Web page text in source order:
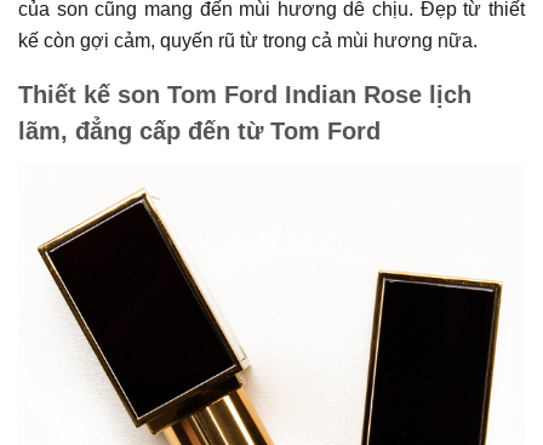
của son cũng mang đến mùi hương dễ chịu. Đẹp từ thiết
kế còn gợi cảm, quyến rũ từ trong cả mùi hương nữa.
Thiết kế son Tom Ford Indian Rose lịch
lãm, đẳng cấp đến từ Tom Ford